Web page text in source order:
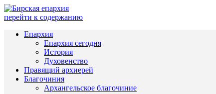
перейти к содержанию
Епархия
Епархия сегодня
История
Духовенство
Правящий архиерей
Благочиния
Архангельское благочиние